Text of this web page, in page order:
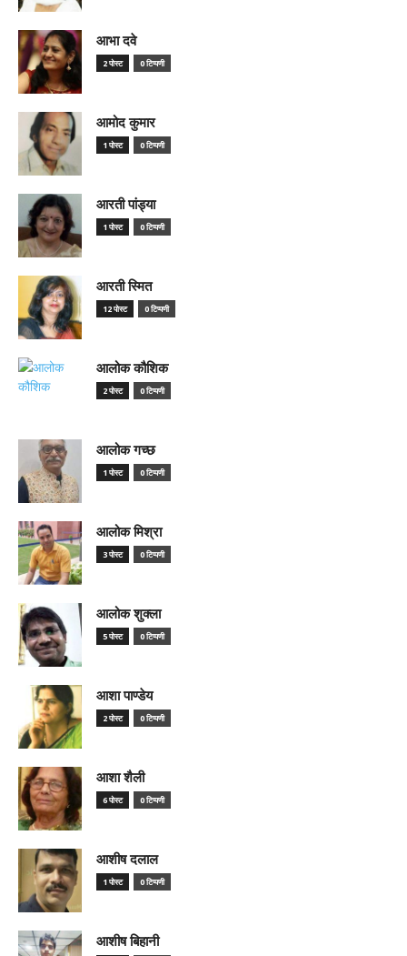
आभा दवे
2 पोस्ट 0 टिप्पणी
आमोद कुमार
1 पोस्ट 0 टिप्पणी
आरती पांड्या
1 पोस्ट 0 टिप्पणी
आरती स्मित
12 पोस्ट 0 टिप्पणी
आलोक कौशिक
2 पोस्ट 0 टिप्पणी
आलोक गच्छ
1 पोस्ट 0 टिप्पणी
आलोक मिश्रा
3 पोस्ट 0 टिप्पणी
आलोक शुक्ला
5 पोस्ट 0 टिप्पणी
आशा पाण्डेय
2 पोस्ट 0 टिप्पणी
आशा शैली
6 पोस्ट 0 टिप्पणी
आशीष दलाल
1 पोस्ट 0 टिप्पणी
आशीष बिहानी